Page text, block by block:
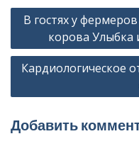
Навигация
записям
В гостях у
корова
Кардиологическое
Добавить